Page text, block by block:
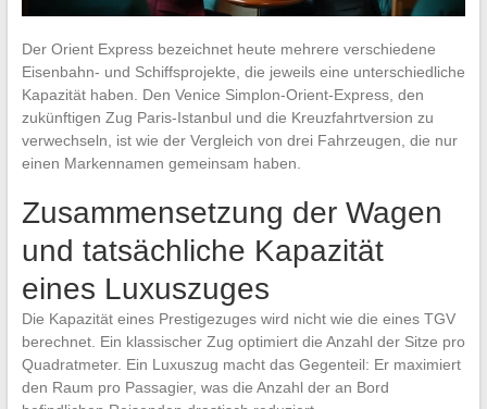
Der Orient Express bezeichnet heute mehrere verschiedene
Eisenbahn- und Schiffsprojekte, die jeweils eine unterschiedliche
Kapazität haben. Den Venice Simplon-Orient-Express, den
zukünftigen Zug Paris-Istanbul und die Kreuzfahrtversion zu
verwechseln, ist wie der Vergleich von drei Fahrzeugen, die nur
einen Markennamen gemeinsam haben.
Zusammensetzung der Wagen
und tatsächliche Kapazität
eines Luxuszuges
Die Kapazität eines Prestigezuges wird nicht wie die eines TGV
berechnet. Ein klassischer Zug optimiert die Anzahl der Sitze pro
Quadratmeter. Ein Luxuszug macht das Gegenteil: Er maximiert
den Raum pro Passagier, was die Anzahl der an Bord